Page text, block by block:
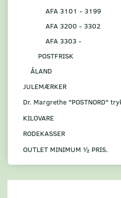
AFA 3101 - 3199
AFA 3200 - 3302
AFA 3303 -
POSTFRISK
ÅLAND
JULEMÆRKER
Dr. Margrethe "POSTNORD"
KILOVARE
RODEKASSER
OUTLET MINIMUM ½ PRIS.